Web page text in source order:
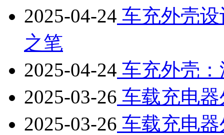
2025-04-24 车充外壳
之笔
2025-04-24 车充外壳
2025-03-26 车载充电
2025-03-26 车载充电